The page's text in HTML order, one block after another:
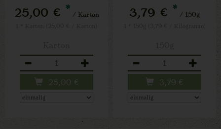
25,00 € * / Karton
25,00 €
3,79 € * / 150g
3,79 €